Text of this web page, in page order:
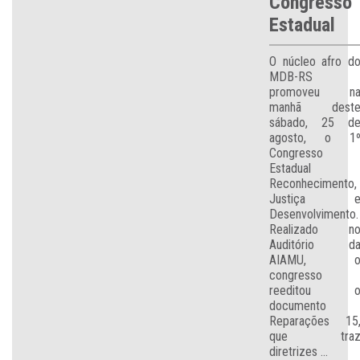
Estadual
O núcleo afro do
MDB-RS
promoveu na
manhã deste
sábado, 25 de
agosto, o 1º
Congresso
Estadual
Reconhecimento,
Justiça e
Desenvolvimento.
Realizado no
Auditório da
AIAMU, o
congresso
reeditou o
documento
Reparações 15,
que traz
diretrizes ...